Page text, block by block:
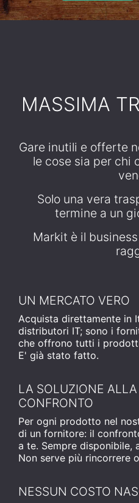
MASSIMA
Gare inutili e offerte
le cose sia per chi
Solo una vera
termine a un
Markit è il
UN MERCATO VERO
Acquista direttamente in
distributori IT; sono i
che offrono tutti i
E' già stato fatto.
LA SOLUZIONE
CONFRONTO
Per ogni prodotto nel
di un fornitore: il
a te. Sempre disponibile,
Non serve più rincorrere
NESSUN COSTO